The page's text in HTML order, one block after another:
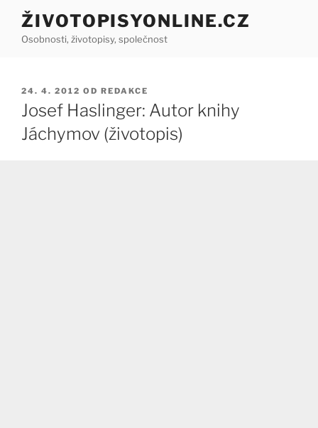
Přejít
obsahu
ŽIVOTOPISYONLINE.CZ
Osobnosti, životopisy, společnost
PUBLIKOVÁNO
24. 4. 2012 OD REDAKCE
Josef Haslinger: Autor knihy
Jáchymov (životopis)